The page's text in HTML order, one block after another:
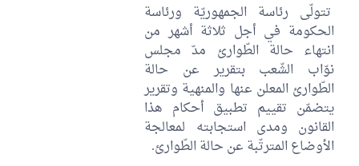
تتولّى رئاسة الجمهوريّة ورئاسة
الحكومة في أجل ثلاثة أشهر من
انتهاء حالة الطّوارئ مدّ مجلس
نوّاب الشّعب بتقرير عن حالة
الطّوارئ المعلن عنها والمنهية وتقرير
يتضمّن تقييم تطبيق أحكام هذا
القانون ومدى استجابته لمعالجة
الأوضاع المترتّبة عن حالة الطّوارئ.